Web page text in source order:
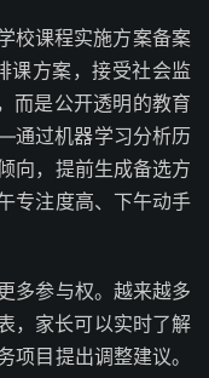
校课程实施方案备案
课方案，接受社会监
而是公开透明的教育
通过机器学习分析历
向，提前生成备选方
专注度高、下午动手
多参与权。越来越多
，家长可以实时了解
项目提出调整建议。